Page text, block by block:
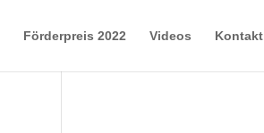
Förderpreis 2022 Videos Kontakt